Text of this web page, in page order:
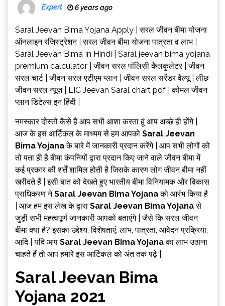
Expert 6 years ago
Saral Jeevan Bima Yojana Apply | सरल जीवन बीमा योजना
ऑनलाइन रजिस्ट्रेशन | सरल जीवन बीमा योजना पात्रता व लाभ |
Saral Jeevan Bima In Hindi | Saral jeevan bima yojana
premium calculator | जीवन सरल पॉलिसी कैलकुलेटर | जीवन
सरल चार्ट | जीवन सरल एटीएम प्लान | जीवन सरल सरेंडर वैल्यू | लीछ
जीवन सरल न्यूज़ | LIC Jeevan Saral chart pdf | कोमल जीवन
प्लान डिटेल्स इन हिंदी |
नमस्कार दोस्तों कैसे हैं आप सभी आशा करता हूं आप अच्छे ही होंगे |
आज के इस आर्टिकल के माध्यम से हम आपको Saral Jeevan
Bima Yojanaके बारे में जानकारी प्रदान करेंगे | आप सभी लोगों को
तो पता ही है बीमा कंपनियों द्वारा प्रदान किए जाने वाले जीवन बीमा में
कई प्रकार की शर्तें शामिल होती है जिसके कारण लोग जीवन बीमा नहीं
खरीदते हैं | इसी बात को देखते हुए भारतीय बीमा विनियामक और विकास
प्राधिकरण नेSaral Jeevan Bima Yojanaको आरंभ किया है
| आज हम इस लेख के द्वारा Saral Jeevan Bima Yojanaसे
जुड़ी सभी महत्वपूर्ण जानकारी आपको बताएंगे | जैसे कि सरल जीवन
बीमा क्या है? इसका उद्देश्य, विशेषताएं, लाभ, पात्रता, आवेदन प्रक्रिया,
आदि | यदि आप Saral Jeevan Bima Yojanaका लाभ उठाना
चाहते हैं तो आप हमारे इस आर्टिकल को अंत तक पढ़े |
Saral Jeevan Bima
Yojana 2021